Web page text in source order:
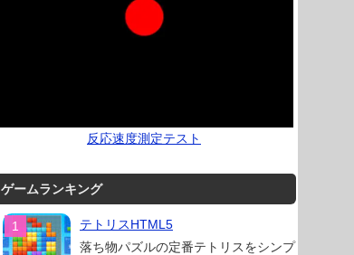
反応速度測定テスト
ゲームランキング
テトリスHTML5
落ち物パズルの定番テトリスをシンプ